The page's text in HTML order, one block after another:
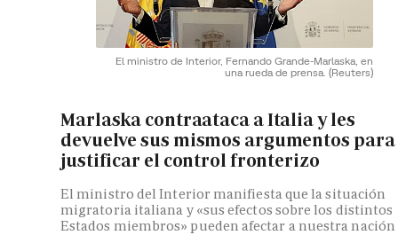
El ministro de Interior, Fernando Grande-Marlaska, en
una rueda de prensa. (Reuters)
Marlaska contraataca a Italia y les
devuelve sus mismos argumentos para
justificar el control fronterizo
El ministro del Interior manifiesta que la situación
migratoria italiana y «sus efectos sobre los distintos
Estados miembros» pueden afectar a nuestra nación